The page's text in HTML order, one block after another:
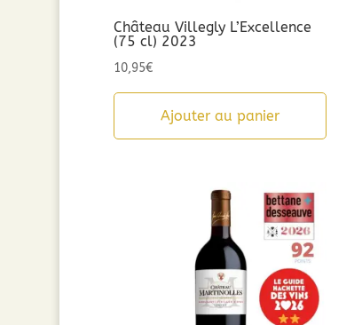
Château Villegly L’Excellence
(75 cl) 2023
10,95€
Ajouter au panier